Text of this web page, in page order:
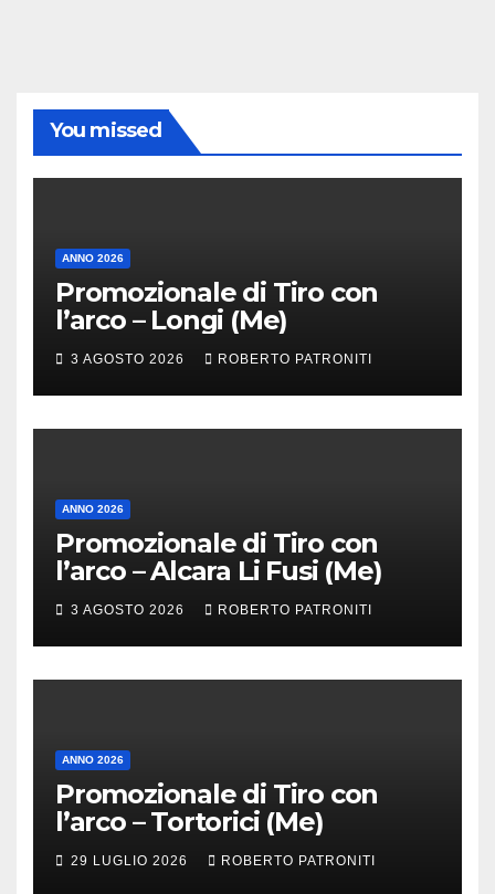
You missed
ANNO 2026
Promozionale di Tiro con
l’arco – Longi (Me)
3 AGOSTO 2026 ROBERTO PATRONITI
ANNO 2026
Promozionale di Tiro con
l’arco – Alcara Li Fusi (Me)
3 AGOSTO 2026 ROBERTO PATRONITI
ANNO 2026
Promozionale di Tiro con
l’arco – Tortorici (Me)
29 LUGLIO 2026 ROBERTO PATRONITI